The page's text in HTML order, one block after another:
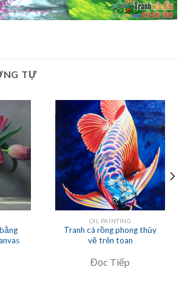
TỰ
OIL PAINTING
Tranh cá rồng phong thủy
vẽ trên toan
Đọc Tiếp